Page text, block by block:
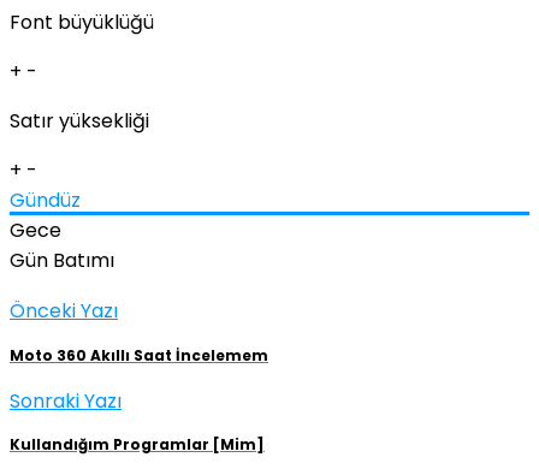
Font büyüklüğü
+ -
Satır yüksekliği
+ -
Gündüz
Gece
Gün Batımı
Önceki Yazı
Moto 360 Akıllı Saat İncelemem
Sonraki Yazı
Kullandığım Programlar [Mim]